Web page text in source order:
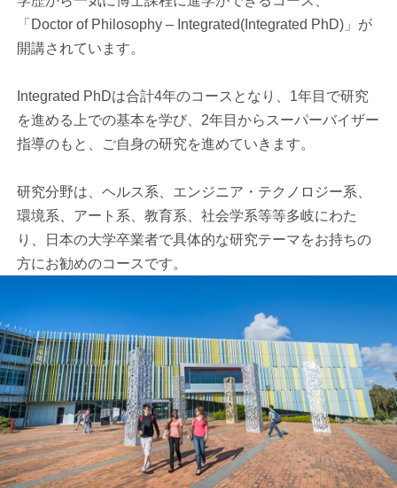
「Doctor of Philosophy – Integrated(Integrated PhD)」が
開講されています。
Integrated PhDは合計4年のコースとなり、1年目で研究
を進める上での基本を学び、2年目からスーパーバイザー
指導のもと、ご自身の研究を進めていきます。
研究分野は、ヘルス系、エンジニア・テクノロジー系、
環境系、アート系、教育系、社会学系等等多岐にわた
り、日本の大学卒業者で具体的な研究テーマをお持ちの
方にお勧めのコースです。